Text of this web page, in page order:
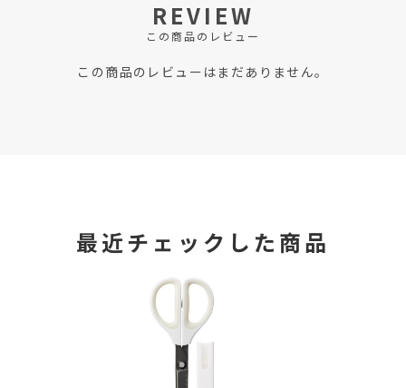
REVIEW
この商品のレビュー
この商品のレビューはまだありません。
最近チェックした商品